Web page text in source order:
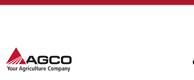
Atualmente, não existem vagas